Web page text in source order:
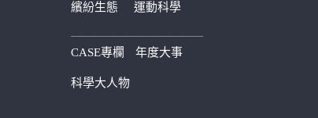
繽紛生態 運動科學
————————————
CASE專欄 年度大事
科學大人物